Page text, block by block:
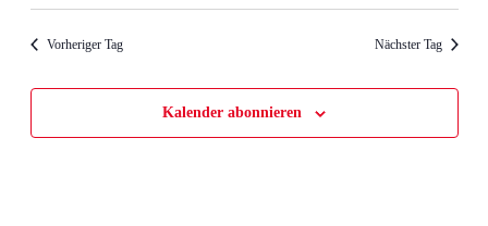
Vorheriger Tag Nächster Tag
Kalender abonnieren